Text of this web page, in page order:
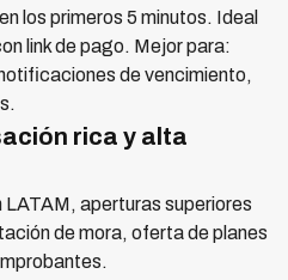
los primeros 5 minutos. Ideal
link de pago. Mejor para:
de vencimiento,
rica y alta
aperturas superiores
de mora, oferta de planes